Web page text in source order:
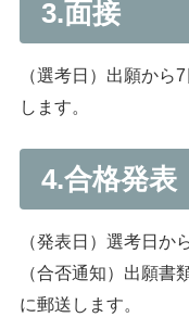
3.面接
（選考日）出願から
します。
4.合格発表
（発表日）選考日か
（合否通知）出願書
に郵送します。